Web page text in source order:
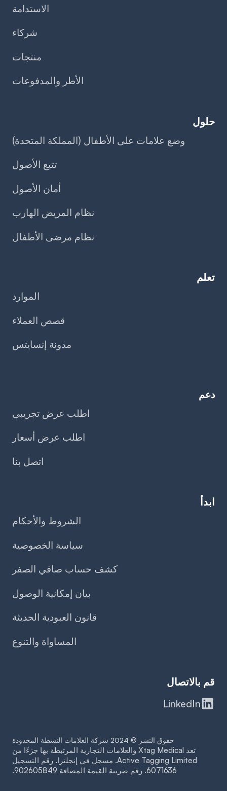
الاستدامة
شركاء
منتجات
الأطر والمدفوعات
حلول
وضع علامات على الأطفال (المملكة المتحدة)
تتبع الأصول
أمان الأصول
نظام المريض الهارب
نظام مرضى الأطفال
تعلم
الموارد
قصص العملاء
مدونة إنسايتس
دعم
اطلب عرض تجريبي
اطلب عرض أسعار
اتصل بنا
ابدأ
الشروط والأحكام
سياسة الخصوصية
كشف حساب صافي الصفر
بيان إمكانية الوصول
قانون العبودية الحديثة
المساواة والتنوع
قم بالاتصال
LinkedIn
حقوق النشر © 2024 شركة العلامات النشطة المحدودة
تعد Xtag Medical والعلامات التجارية المرتبطة بها جزءًا من
Active Tagging Limited. مسجل في إنجلترا. رقم التسجيل
6071636. رقم ضريبة القيمة المضافة 902605849.